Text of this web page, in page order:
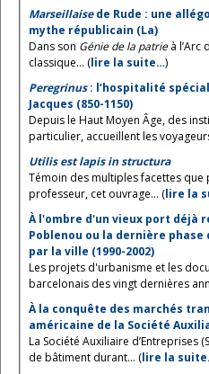
Marseillaisede Rude : une
mythe républicain (La)
Dans son Génie de la patrieà l’Arc
classique... (lire la suite…)
Peregrinus: l’hospitalité
Jacques (850-1150)
Depuis le Haut Moyen Âge, des
particulier, accueillent les
Utilis est lapis in structura
Témoin des multiples facettes que
professeur, cet ouvrage... (lire la
À l'ombre d'un vieux port déjà
Poblenou ou la dernière
par la ville (1990-2002)
Les projets d'urbanisme et les
barcelonais des vingt dernières
À la conquête des marchés
américaine de la Société
La Société Auxiliaire d’Entreprises
de bâtiment durant... (lire la